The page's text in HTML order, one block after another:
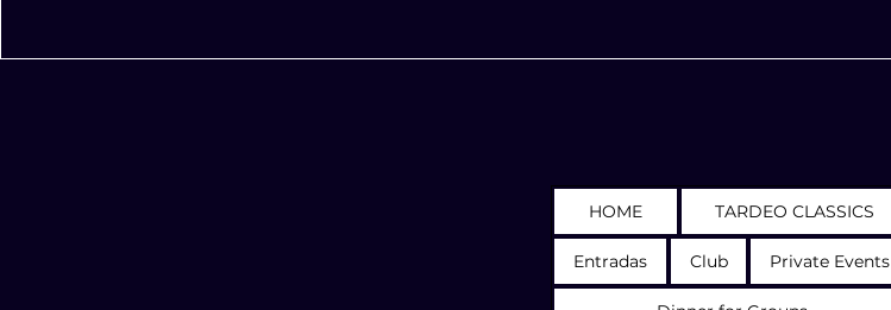
HOME TARDEO CLASSICS
Entradas Club Private Events